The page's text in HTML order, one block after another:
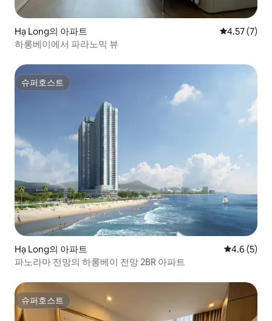
Hạ Long의 아파트 평점 4.57점
4.57 (7)
하롱베이에서 파라노믹 뷰
슈퍼호스트
슈퍼호스트
Hạ Long의 아파트 평점 4.6점
4.6 (5)
파노라마 전망의 하롱베이 전망 2BR 아파트
슈퍼호스트
슈퍼호스트